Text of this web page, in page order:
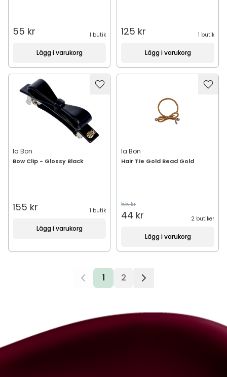
55 kr 1 butik
Lägg i varukorg
125 kr 1 butik
Lägg i varukorg
Ia Bon
Bow Clip - Glossy Black
155 kr 1 butik
Lägg i varukorg
Ia Bon
Hair Tie Gold Bead Gold
55 kr
44 kr 2 butiker
Lägg i varukorg
1 2